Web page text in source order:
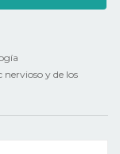
nervioso y de los